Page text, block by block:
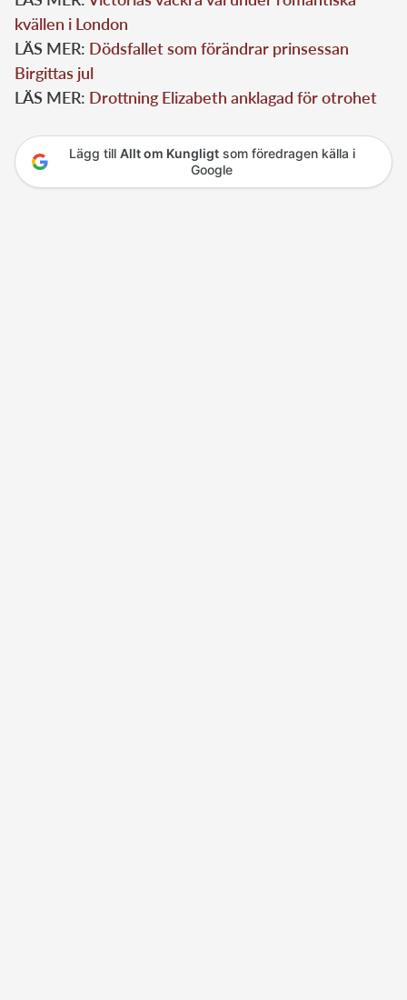
kvällen i London
LÄS MER: Dödsfallet som förändrar prinsessan
Birgittas jul
LÄS MER: Drottning Elizabeth anklagad för otrohet
Lägg till Allt om Kungligtsom föredragen källa i
Google